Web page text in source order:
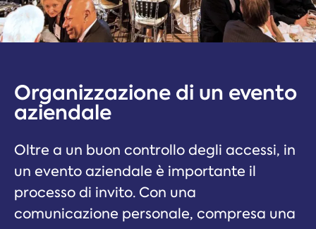
Organizzazione di un evento
aziendale
Oltre a un buon controllo degli accessi, in
un evento aziendale è importante il
processo di invito. Con una
comunicazione personale, compresa una